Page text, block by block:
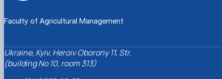
Faculty of Agricultural Management
Ukraine, Kyiv, Heroiv Oborony 11, Str.
(building No 10, room 313)